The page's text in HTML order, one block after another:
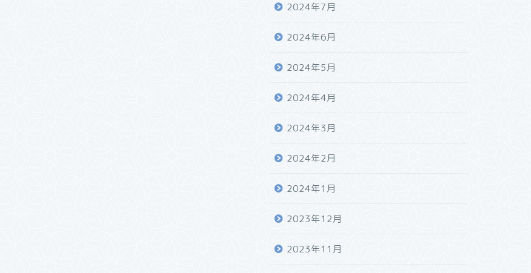
2024年7月
2024年6月
2024年5月
2024年4月
2024年3月
2024年2月
2024年1月
2023年12月
2023年11月